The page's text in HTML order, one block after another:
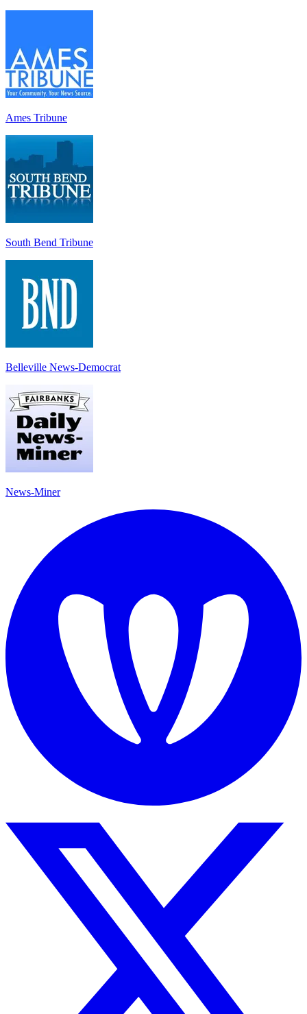
Ames Tribune
South Bend Tribune
Belleville News-Democrat
News-Miner